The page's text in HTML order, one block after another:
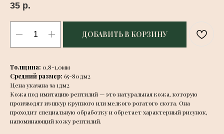
35 р.
ДОБАВИТЬ В КОРЗИНУ
Толщина: 0,8-1,0мм
Средний размер: 65-80дм2
Цена указана за 1дм2
Кожа под имитацию рептилий — это натуральная кожа, которую
производят из шкур крупного или мелкого рогатого скота. Она
проходит специальную обработку и обретает характерный рисунок,
напоминающий кожу рептилий.